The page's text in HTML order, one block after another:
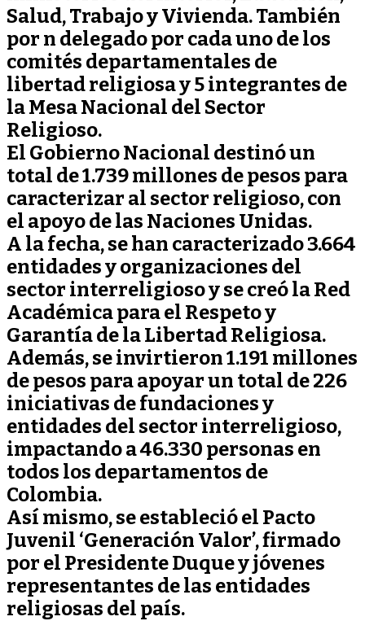
Salud, Trabajo y Vivienda. También
por n delegado por cada uno de los
comités departamentales de
libertad religiosa y 5 integrantes de
la Mesa Nacional del Sector
Religioso.
El Gobierno Nacional destinó un
total de 1.739 millones de pesos para
caracterizar al sector religioso, con
el apoyo de las Naciones Unidas.
A la fecha, se han caracterizado 3.664
entidades y organizaciones del
sector interreligioso y se creó la Red
Académica para el Respeto y
Garantía de la Libertad Religiosa.
Además, se invirtieron 1.191 millones
de pesos para apoyar un total de 226
iniciativas de fundaciones y
entidades del sector interreligioso,
impactando a 46.330 personas en
todos los departamentos de
Colombia.
Así mismo, se estableció el Pacto
Juvenil ‘Generación Valor’, firmado
por el Presidente Duque y jóvenes
representantes de las entidades
religiosas del país.